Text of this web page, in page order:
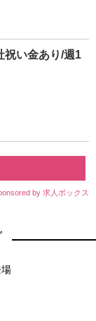
祝い金あり/週1
by 求人ボックス